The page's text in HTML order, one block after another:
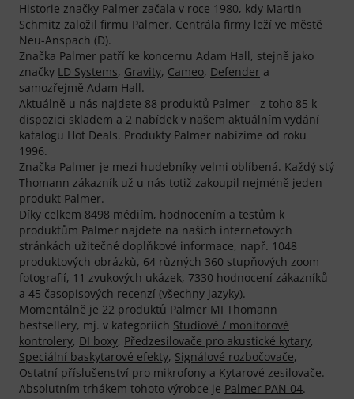
Historie značky Palmer začala v roce 1980, kdy Martin
Schmitz založil firmu Palmer. Centrála firmy leží ve městě
Neu-Anspach (D).
Značka Palmer patří ke koncernu Adam Hall, stejně jako
značky LD Systems, Gravity, Cameo, Defender a
samozřejmě Adam Hall.
Aktuálně u nás najdete 88 produktů Palmer - z toho 85 k
dispozici skladem a 2 nabídek v našem aktuálním vydání
katalogu Hot Deals. Produkty Palmer nabízíme od roku
1996.
Značka Palmer je mezi hudebníky velmi oblíbená. Každý stý
Thomann zákazník už u nás totiž zakoupil nejméně jeden
produkt Palmer.
Díky celkem 8498 médiím, hodnocením a testům k
produktům Palmer najdete na našich internetových
stránkách užitečné doplňkové informace, např. 1048
produktových obrázků, 64 různých 360 stupňových zoom
fotografií, 11 zvukových ukázek, 7330 hodnocení zákazníků
a 45 časopisových recenzí (všechny jazyky).
Momentálně je 22 produktů Palmer MI Thomann
bestsellery, mj. v kategoriích Studiové / monitorové
kontrolery, DI boxy, Předzesilovače pro akustické kytary,
Speciální baskytarové efekty, Signálové rozbočovače,
Ostatní příslušenství pro mikrofony a Kytarové zesilovače.
Absolutním trhákem tohoto výrobce je Palmer PAN 04.